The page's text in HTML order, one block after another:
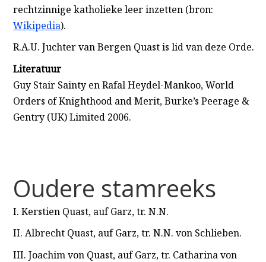
rechtzinnige katholieke leer inzetten (bron:
Wikipedia).
R.A.U. Juchter van Bergen Quast is lid van deze Orde.
Literatuur
Guy Stair Sainty en Rafal Heydel-Mankoo, World
Orders of Knighthood and Merit, Burke’s Peerage &
Gentry (UK) Limited 2006.
Oudere stamreeks
I. Kerstien Quast, auf Garz, tr. N.N.
II. Albrecht Quast, auf Garz, tr. N.N. von Schlieben.
III. Joachim von Quast, auf Garz, tr. Catharina von